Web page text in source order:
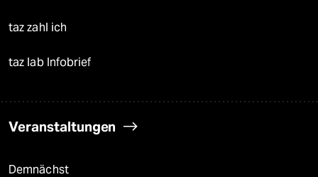
taz zahl ich
taz lab Infobrief
Veranstaltungen
Demnächst